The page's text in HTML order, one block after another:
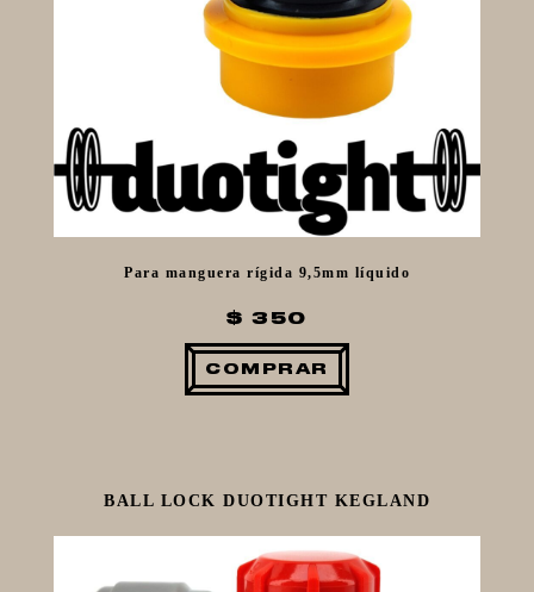
EQUIPOS ELÉCTRICOS
OLLAS
CARBONATACIÓN Y OXIGENACIÓN
MACERACIÓN Y FILTRADO
Para manguera rígida 9,5mm líquido
$ 350
COMPRAR
BALL LOCK DUOTIGHT KEGLAND